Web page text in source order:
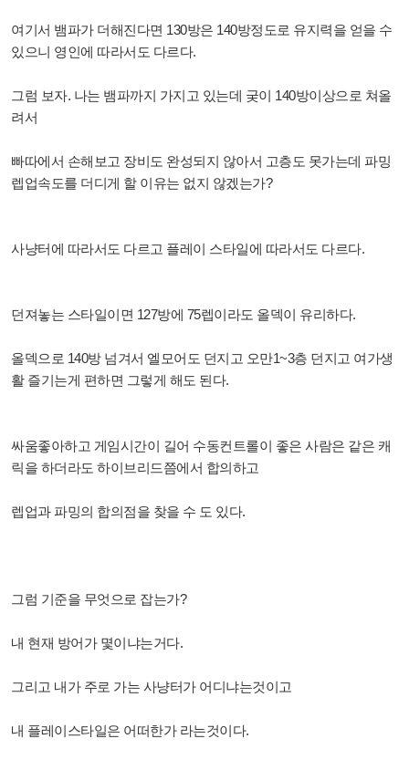
여기서 뱀파가 더해진다면 130방은 140방정도로 유지력을 얻을 수
있으니 영인에 따라서도 다르다.
그럼 보자. 나는 뱀파까지 가지고 있는데 궂이 140방이상으로 쳐올
려서
빠따에서 손해보고 장비도 완성되지 않아서 고층도 못가는데 파밍
렙업속도를 더디게 할 이유는 없지 않겠는가?
사냥터에 따라서도 다르고 플레이 스타일에 따라서도 다르다.
던져놓는 스타일이면 127방에 75렙이라도 올덱이 유리하다.
올덱으로 140방 넘겨서 엘모어도 던지고 오만1~3층 던지고 여가생
활 즐기는게 편하면 그렇게 해도 된다.
싸움좋아하고 게임시간이 길어 수동컨트롤이 좋은 사람은 같은 캐
릭을 하더라도 하이브리드쯤에서 합의하고
렙업과 파밍의 합의점을 찾을 수 도 있다.
그럼 기준을 무엇으로 잡는가?
내 현재 방어가 몇이냐는거다.
그리고 내가 주로 가는 사냥터가 어디냐는것이고
내 플레이스타일은 어떠한가 라는것이다.